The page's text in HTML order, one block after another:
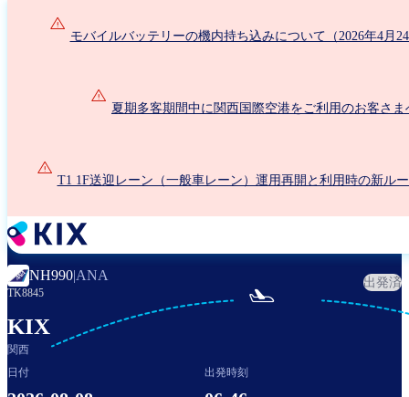
モバイルバッテリーの機内持ち込みについて（2026年4月
夏期多客期間中に関西国際空港をご利用のお客さま
T1 1F送迎レーン（一般車レーン）運用再開と利用時の新ル
NH990|ANA
TK8845
出発済
KIX
関西

日付 出発時刻